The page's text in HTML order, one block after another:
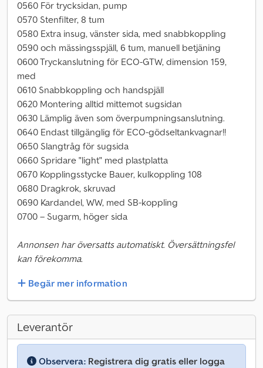
0560 För trycksidan, pump
0570 Stenfilter, 8 tum
0580 Extra insug, vänster sida, med snabbkoppling
0590 och mässingsspjäll, 6 tum, manuell betjäning
0600 Tryckanslutning för ECO-GTW, dimension 159,
med
0610 Snabbkoppling och handspjäll
0620 Montering alltid mittemot sugsidan
0630 Lämplig även som överpumpningsanslutning.
0640 Endast tillgänglig för ECO-gödseltankvagnar!!
0650 Slangtråg för sugsida
0660 Spridare "light" med plastplatta
0670 Kopplingsstycke Bauer, kulkoppling 108
0680 Dragkrok, skruvad
0690 Kardandel, WW, med SB-koppling
0700 – Sugarm, höger sida
Annonsen har översatts automatiskt. Översättningsfel
kan förekomma.
Begär mer information
Leverantör
Observera: Registrera dig gratis eller logga